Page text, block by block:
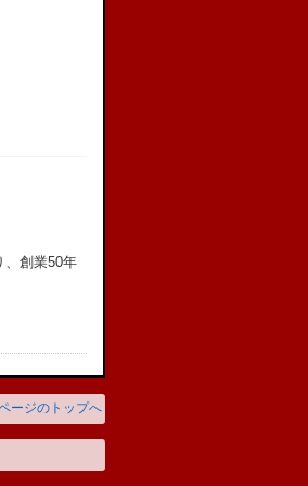
、創業50年
ージのトップへ